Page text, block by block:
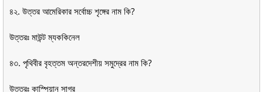
৪২. উত্তর আমেরিকার সর্বোচ্চ শৃঙ্গের নাম কি?
উত্তরঃ মাউন্ট ম্যককিনেল
৪৩. পৃথিবীর বৃহত্তম অন্তরদেশীয় সমুদ্রের নাম কি?
উত্তরঃ কাস্পিয়ান সাগর